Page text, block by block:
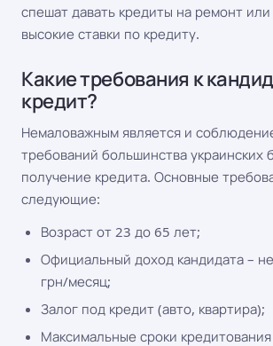
спешат давать кредиты на ремонт
высокие ставки по кредиту.
Какие требования к
кредит?
Немаловажным является и
требований большинства украинских
получение кредита. Основные
следующие:
Возраст от 23 до 65 лет;
Официальный доход кандидата –
грн/месяц;
Залог под кредит (авто, квартира);
Максимальные сроки